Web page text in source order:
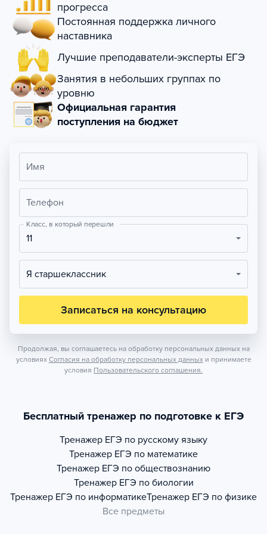
прогресса
Постоянная поддержка личного
наставника
Лучшие преподаватели-эксперты ЕГЭ
Занятия в небольших группах по
уровню
Официальная гарантия
поступления на бюджет
Имя
Телефон
Класс, в который перешли
11
Я старшеклассник
Записаться на консультацию
Продолжая, вы соглашаетесь на обработку персональных данных на
условиях Согласия на обработку персональных данных и принимаете
условия Пользовательского соглашения.
Бесплатный тренажер по подготовке к ЕГЭ
Тренажер ЕГЭ по русскому языку
Тренажер ЕГЭ по математике
Тренажер ЕГЭ по обществознанию
Тренажер ЕГЭ по биологии
Тренажер ЕГЭ по информатикеТренажер ЕГЭ по физике
Все предметы